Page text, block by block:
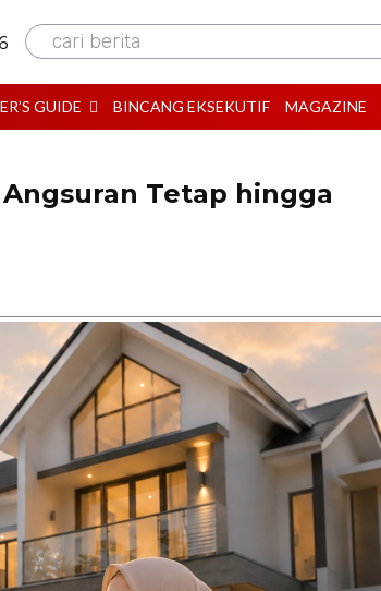
cari berita
GUIDE BINCANG EKSEKUTIF MAGAZINE
Angsuran Tetap hingga